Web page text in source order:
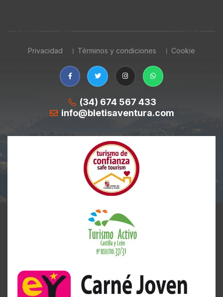
Privacidad Términos y condiciones Cookie
(34) 674 567 433
info@bletisaventura.com